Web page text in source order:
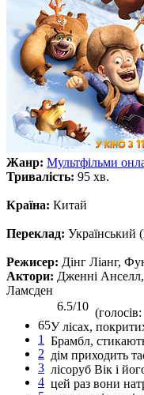
Жанр: Мультфільми
Тривалість: 95 хв.
Країна: Китай
Переклад: Український
Режисер: Дінг Ліанг,
Актори: Дженні
Ламсден
65
1
2
3
4
6.5/10
У лісах,
Брамбл,
дім приходить
лісоруб Вік і
цей раз вони